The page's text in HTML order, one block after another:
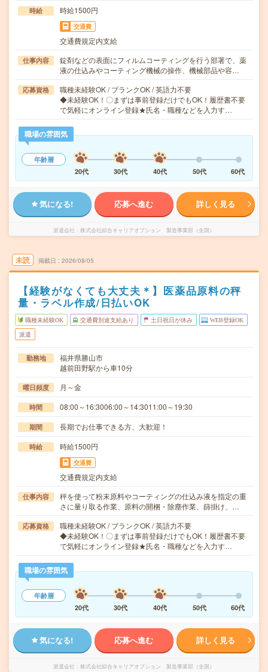
時給 時給1500円
交通費
交通費規定内支給
仕事内容
錠剤などの表面にフィルムコーティングを行う部署で、薬
液の仕込みやコーティング機械の操作、機械部品や容…
応募資格
職種未経験OK / ブランクOK / 英語力不要
◆未経験OK！〇まずは事前登録だけでもOK！履歴書不要
で気軽にオンライン登録★氏名・職種などを入力す…
職場の雰囲気
年齢層
20代
30代 40代 50代 60代
気になる! 応募へ進む 詳しく見る
派遣会社 株式会社綜合キャリアオプション 製造事業部（全国）
未読 掲載日 2026/08/05
【経験がなくても大丈夫＊】医薬品原料の秤
量・ラベル作成/日払いOK
職種未経験OK 交通費別途支給あり 土日祝日が休み WEB登録OK
派遣
勤務地
福井県勝山市
越前田野駅から車10分
曜日頻度 月～金
時間 08:00～16:3006:00～14:3011:00～19:30
期間 長期でお仕事できる方、大歓迎！
時給 時給1500円
交通費
交通費規定内支給
仕事内容
秤を使って粉末原料やコーティングの仕込み液を指定の重
さに量り取る作業、原料の開梱・除塵作業、篩掛け、…
応募資格
職種未経験OK / ブランクOK / 英語力不要
◆未経験OK！〇まずは事前登録だけでもOK！履歴書不要
で気軽にオンライン登録★氏名・職種などを入力す…
職場の雰囲気
年齢層
20代
30代 40代 50代 60代
気になる! 応募へ進む 詳しく見る
派遣会社 株式会社綜合キャリアオプション 製造事業部（全国）